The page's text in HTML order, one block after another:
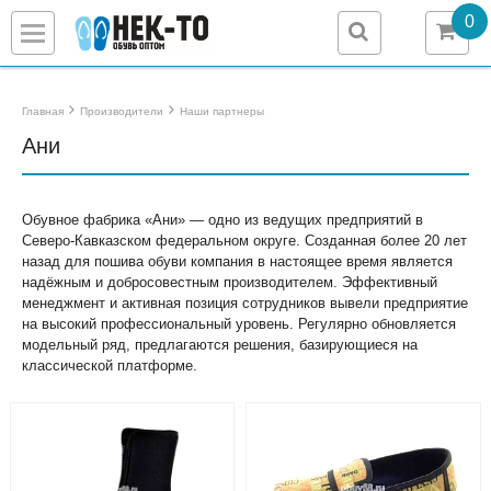
0
Главная Производители Наши партнеры
Ани
Обувное фабрика «Ани» — одно из ведущих предприятий в
Северо-Кавказском федеральном округе. Созданная более 20 лет
назад для пошива обуви компания в настоящее время является
надёжным и добросовестным производителем. Эффективный
менеджмент и активная позиция сотрудников вывели предприятие
на высокий профессиональный уровень. Регулярно обновляется
модельный ряд, предлагаются решения, базирующиеся на
классической платформе.
Назад
Галоши/Сабо
Домашние тапочки
Зимняя обувь
Назад
Галоши/Сабо
Домашняя и повседневная обувь
Зимняя обувь
Назад
Галоши/Сабо
Домашняя и повседневная обувь
Зимняя обувь
Охота и рыбалка
Назад
Учредительные документы
Сертификаты/Лицензии
Доставка